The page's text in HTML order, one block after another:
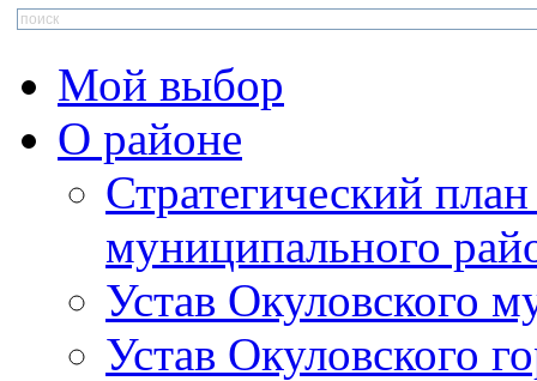
Мой выбор
О районе
Стратегический
муниципального
Устав Окуловского
Устав Окуловского